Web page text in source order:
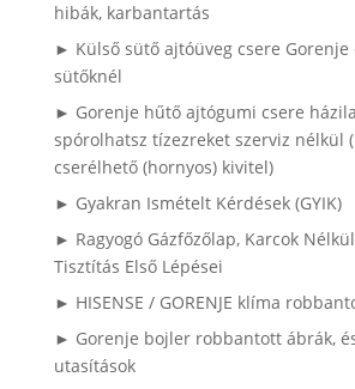
hibák, karbantartás
► Külső sütő ajtóüveg csere Gorenje
sütőknél
► Gorenje hűtő ajtógumi csere
spórolhatsz tízezreket szerviz nélkül
cserélhető (hornyos) kivitel)
► Gyakran Ismételt Kérdések (GYIK)
► Ragyogó Gázfőzőlap, Karcok
Tisztítás Első Lépései
► HISENSE / GORENJE klíma
► Gorenje bojler robbantott ábrák,
utasítások